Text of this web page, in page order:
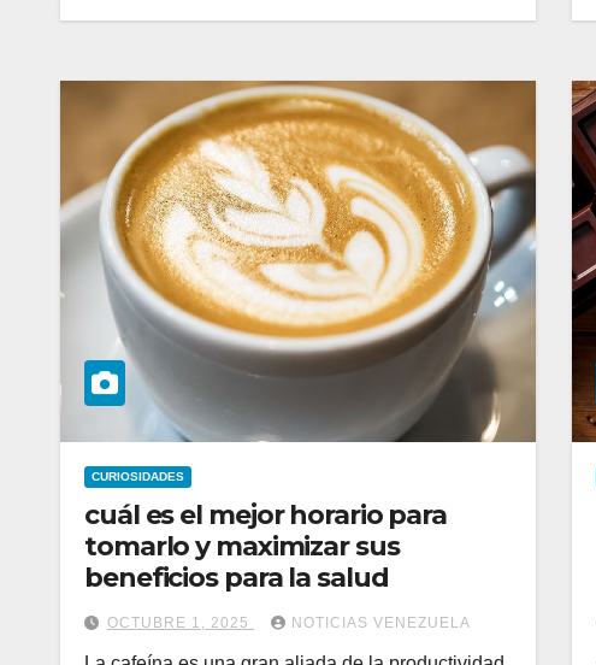
CURIOSIDADES
cuál es el mejor horario para
tomarlo y maximizar sus
beneficios para la salud
OCTUBRE 1, 2025 NOTICIAS VENEZUELA